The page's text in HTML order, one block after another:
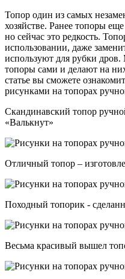
Топор один из самых
хозяйстве. Ранее топоры
но сейчас это редкость.
использовании, даже
используют для рубки
топоры сами и делают на
статье вы сможете
рисунками на топорах
Скандинавский топор
«Валькнут»
Отличный топор –
Походный топорик -
Весьма красивый вышел